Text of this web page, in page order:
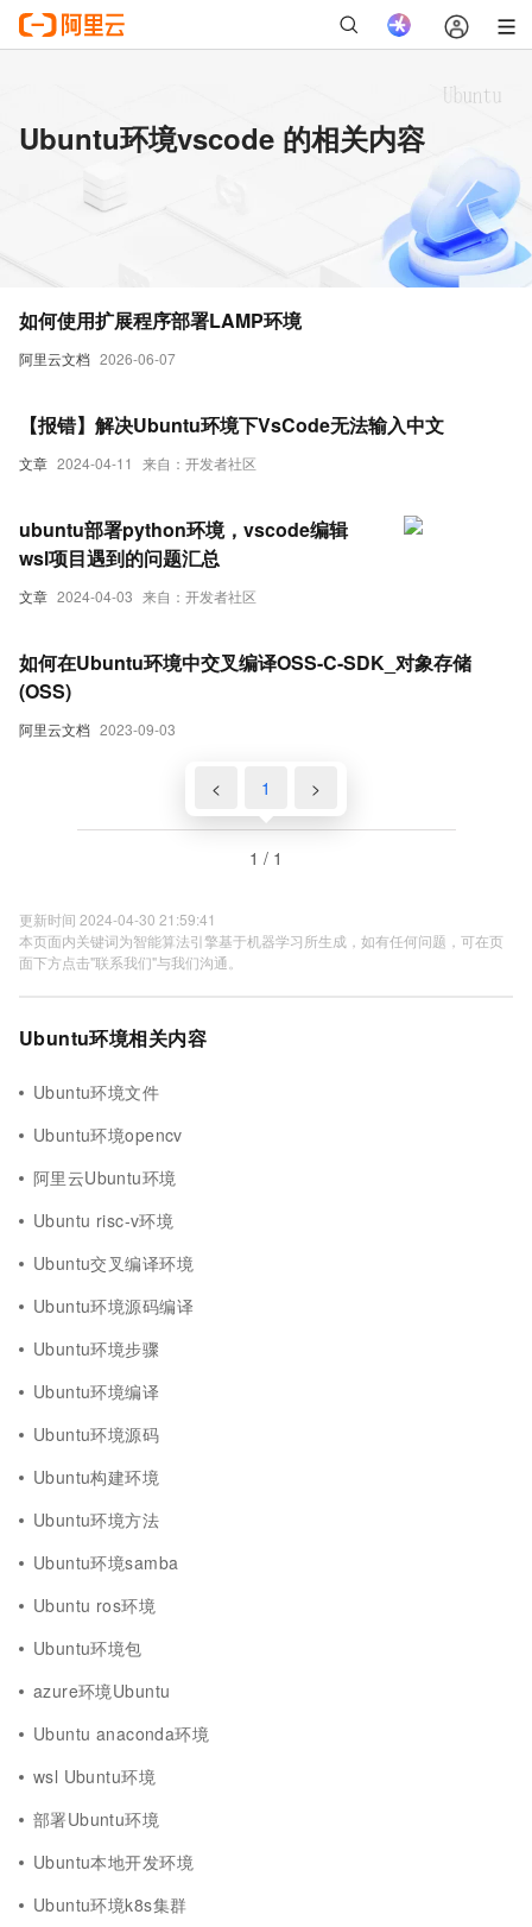
Ubuntu环境vscode 的相关内容
阿里云文档 2026-06-07
如何使用扩展程序部署LAMP环境
文章 2024-04-11 来自：开发者社区
【报错】解决Ubuntu环境下VsCode无法输入中文
文章 2024-04-03 来自：开发者社区
ubuntu部署python环境，vscode编辑
wsl项目遇到的问题汇总
阿里云文档 2023-09-03
如何在Ubuntu环境中交叉编译OSS-C-SDK_对象存储
(OSS)
< 1 >
1 / 1
更新时间 2024-04-30 21:59:41
本页面内关键词为智能算法引擎基于机器学习所生成，如有任何问题，可在页
面下方点击"联系我们"与我们沟通。
Ubuntu环境相关内容
Ubuntu环境文件
Ubuntu环境opencv
阿里云Ubuntu环境
Ubuntu risc-v环境
Ubuntu交叉编译环境
Ubuntu环境源码编译
Ubuntu环境步骤
Ubuntu环境编译
Ubuntu环境源码
Ubuntu构建环境
Ubuntu环境方法
Ubuntu环境samba
Ubuntu ros环境
Ubuntu环境包
azure环境Ubuntu
Ubuntu anaconda环境
wsl Ubuntu环境
部署Ubuntu环境
Ubuntu本地开发环境
Ubuntu环境k8s集群